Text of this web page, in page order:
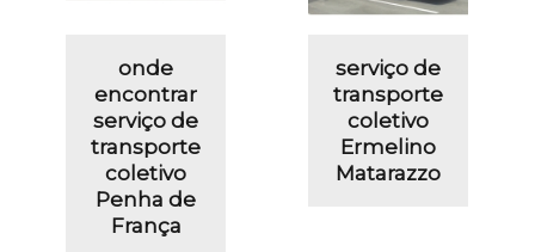
onde
encontrar
serviço de
transporte
coletivo
Penha de
França
serviço de
transporte
coletivo
Ermelino
Matarazzo